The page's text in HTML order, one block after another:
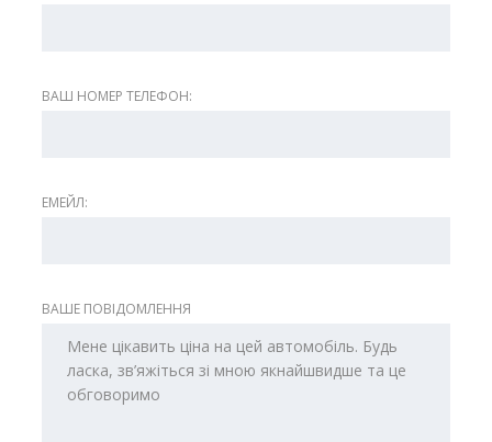
ВАШ НОМЕР ТЕЛЕФОН:
ЕМЕЙЛ:
ВАШЕ ПОВІДОМЛЕННЯ